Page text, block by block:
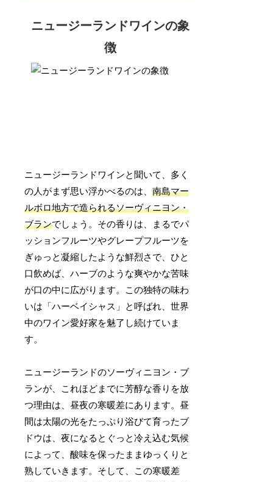
ニュージーランドワインの象
徴
ニュージーランドワインと聞いて、多く
の人がまず思い浮かべるのは、南島マー
ルボロ地方で造られるソーヴィニヨン・
ブランでしょう。その香りは、まるでパ
ッションフルーツやグレープフルーツを
ぎゅっと凝縮したような鮮烈さで、ひと
口飲めば、ハーブのような爽やかな苦味
が口の中に広がります。この独特の味わ
いは「ハーベイシャス」と呼ばれ、世界
中のワイン愛好家を魅了し続けていま
す。
ニュージーランドのソーヴィニヨン・ブ
ランが、これほどまでに芳醇な香りを放
つ理由は、昼夜の寒暖差にあります。昼
間は太陽の光をたっぷり浴びて育ったブ
ドウは、夜になるとぐっと冷え込む気候
によって、酸味を保ったままゆっくりと
熟していきます。そして、この寒暖差